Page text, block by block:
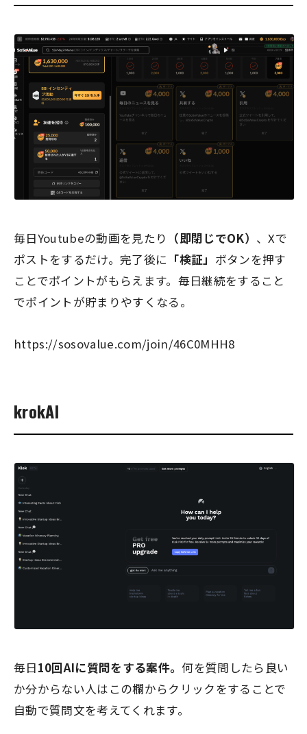
毎日Youtubeの動画を見たり （即閉じでOK） 、Xで
ポストをするだけ。完了後に 「検証」 ボタンを押す
ことでポイントがもらえます。毎日継続をすること
でポイントが貯まりやすくなる。
https://sosovalue.com/join/46C0MHH8
krokAI
毎日10回AIに質問をする案件。何を質問したら良い
か分からない人はこの欄からクリックをすることで
自動で質問文を考えてくれます。